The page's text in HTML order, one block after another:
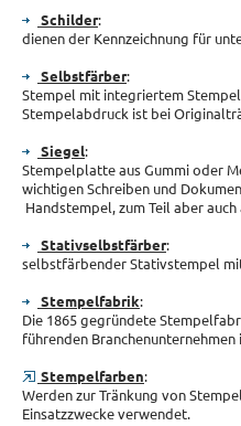
Schilder:
dienen der Kennzeichnung für
Selbstfärber:
Stempel mit integriertem
Stempelabdruck ist bei
Siegel:
Stempelplatte aus Gummi oder
wichtigen Schreiben und
Handstempel, zum Teil aber
Stativselbstfärber:
selbstfärbender Stativstempel
Stempelfabrik:
Die 1865 gegründete
führenden Branchenunternehmen
Stempelfarben:
Werden zur Tränkung von
Einsatzzwecke verwendet.